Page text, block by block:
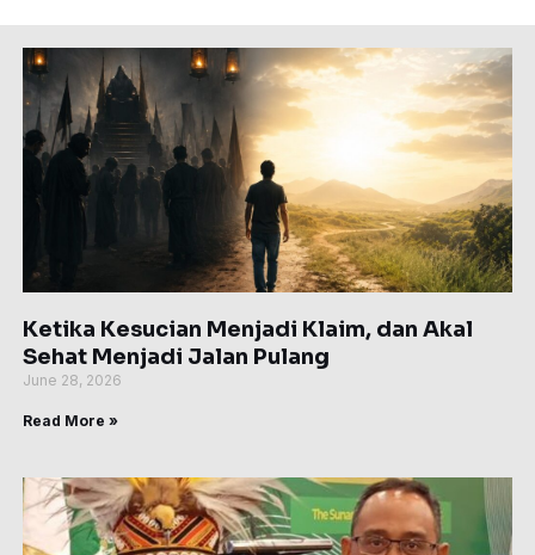
Ketika Kesucian Menjadi Klaim, dan Akal
Sehat Menjadi Jalan Pulang
June 28, 2026
Read More »
PagePagePagePagePage